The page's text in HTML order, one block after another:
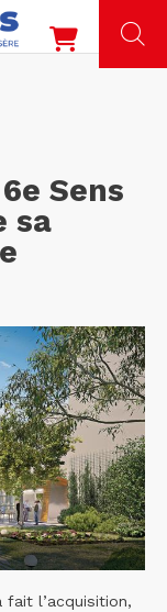
Sens
sa
fait l’acquisition,